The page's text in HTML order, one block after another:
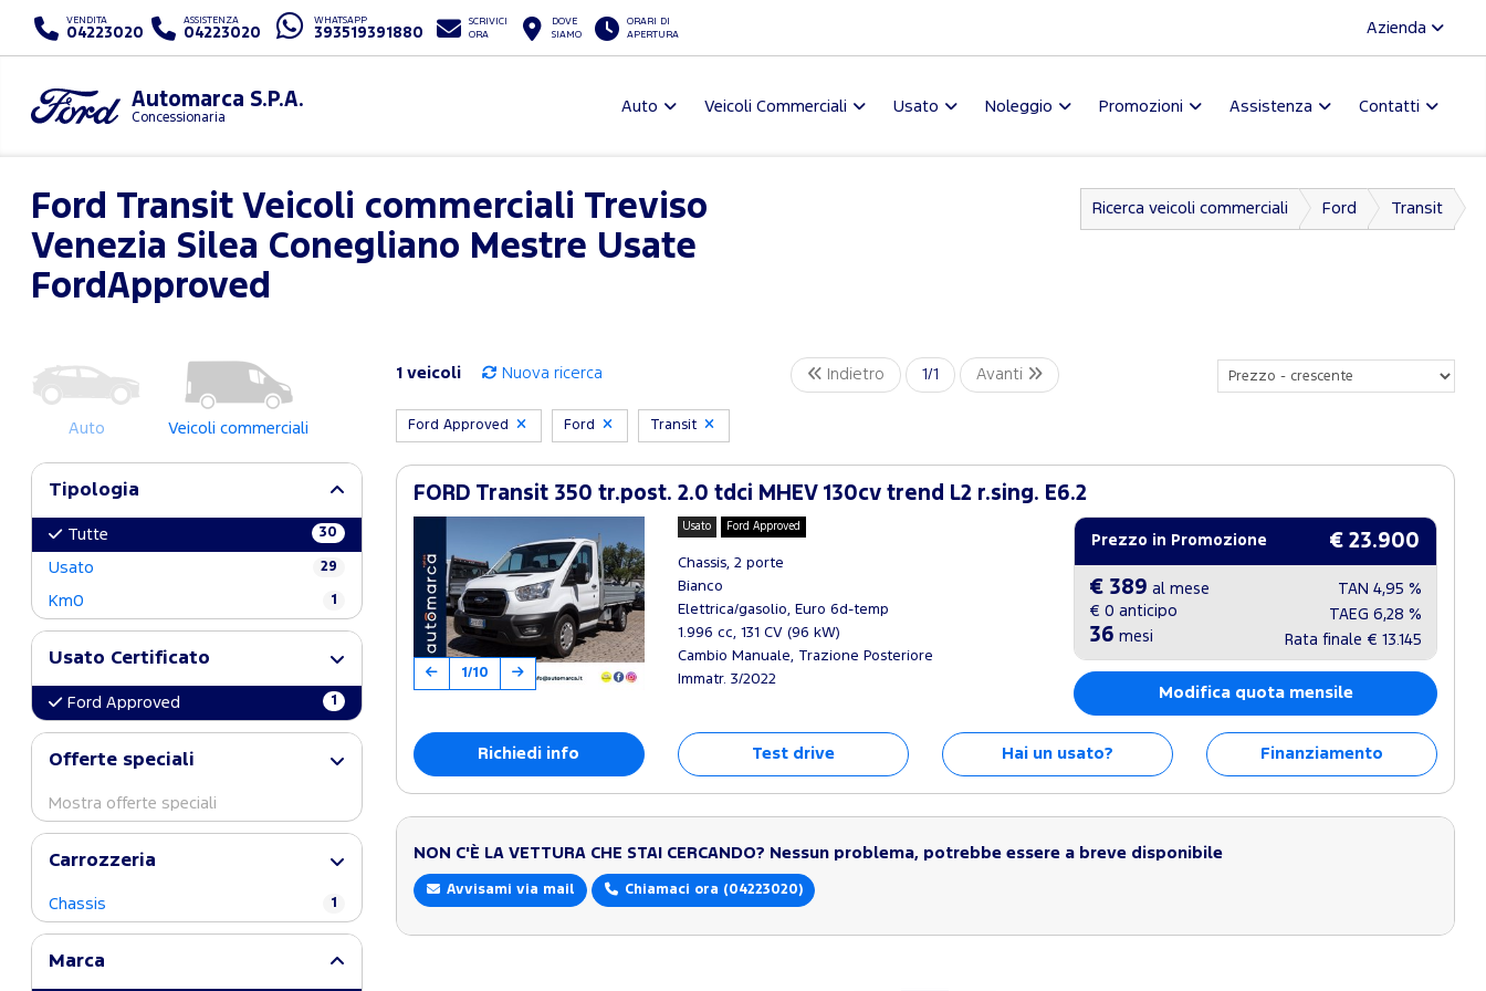
VENDITA
04223020
ASSISTENZA
04223020
WHATSAPP
393519391880
SCRIVICI
ORA
DOVE
SIAMO
ORARI DI
APERTURA
Azienda
Automarca S.P.A.
Concessionaria
Auto Veicoli Commerciali Usato Noleggio Promozioni Assistenza Contatti
Ford Transit Veicoli commerciali Treviso
Venezia Silea Conegliano Mestre Usate
FordApproved
Ricerca veicoli commerciali Ford Transit
Auto Veicoli commerciali
Tipologia
Tutte 30
Usato 29
Km0 1
Usato Certificato
Ford Approved 1
Offerte speciali
Mostra offerte speciali
Carrozzeria
Chassis 1
Marca
1 veicoli Nuova ricerca Indietro 1/1 Avanti
Ford Approved Ford Transit
FORD Transit 350 tr.post. 2.0 tdci MHEV 130cv trend L2 r.sing. E6.2
1/10
Usato Ford Approved
Chassis, 2 porte
Bianco
Elettrica/gasolio, Euro 6d-temp
1.996 cc, 131 CV (96 kW)
Cambio Manuale, Trazione Posteriore
Immatr. 3/2022
Prezzo in Promozione € 23.900
€ 389 al mese
€ 0 anticipo
36 mesi
TAN 4,95 %
TAEG 6,28 %
Rata finale € 13.145
Modifica quota mensile
Richiedi info Test drive Hai un usato? Finanziamento
NON C'È LA VETTURA CHE STAI CERCANDO? Nessun problema, potrebbe essere a breve disponibile
Avvisami via mail Chiamaci ora (04223020)